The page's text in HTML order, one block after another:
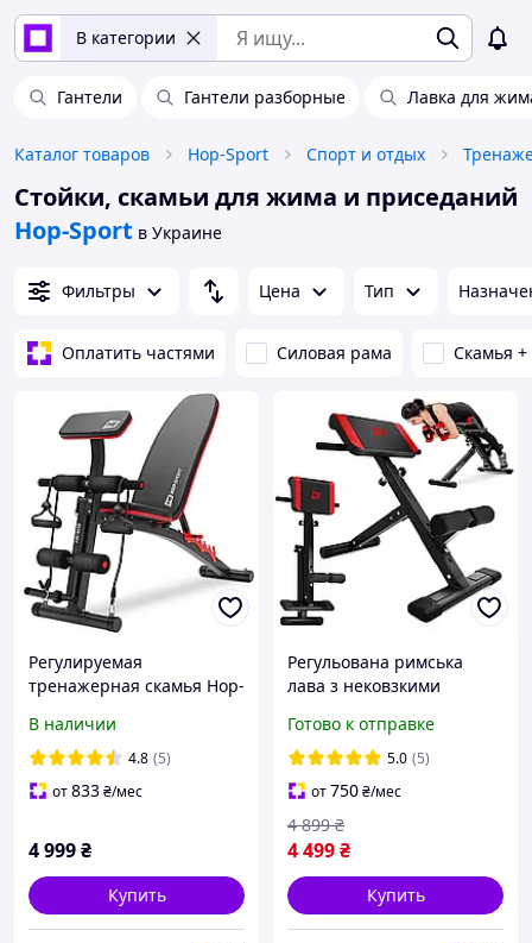
В категории
Гантели Гантели разборные Лавка для
Каталог товаров Hop-Sport Спорт и отдых
Стойки, скамьи для жима и приседаний
Hop-Sport в Украине
Фильтры Цена Тип
Оплатить частями Силовая рама Скамья +
Регулируемая
тренажерная скамья Hop-
тренировочная с партой
Скотта
В наличии
4.8 (5)
от833₴/мес
4 999₴
Купить
Регульована римська
лава з нековзкими
Hop-Sport HS-1016
Готово к отправке
5.0 (5)
от750₴/мес
4 499₴
4 899 ₴
Купить